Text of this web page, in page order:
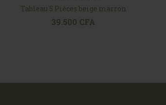
Tableau 5 Pièces beige marron
39.500 CFA